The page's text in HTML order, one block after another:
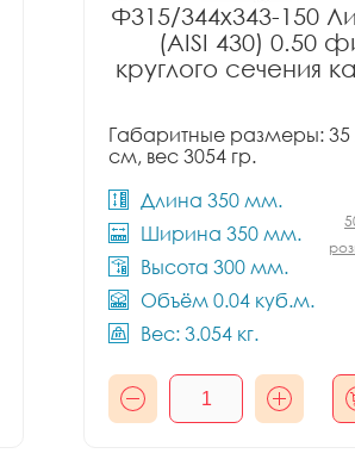
Ф315/344x343-150
(AISI 430) 0.50
круглого сечения
Габаритные размеры: 35
см, вес 3054 гр.
Длина 350 мм.
Ширина 350 мм.
Высота 300 мм.
Объём 0.04 куб.м.
Вес: 3.054 кг.